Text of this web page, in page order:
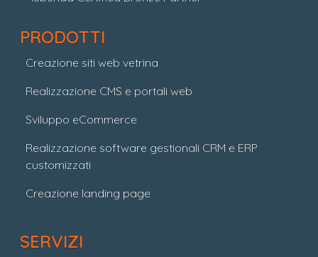
PRODOTTI
Creazione siti web vetrina
Realizzazione CMS e portali web
Sviluppo eCommerce
Realizzazione software gestionali CRM e ERP
customizzati
Creazione landing page
SERVIZI